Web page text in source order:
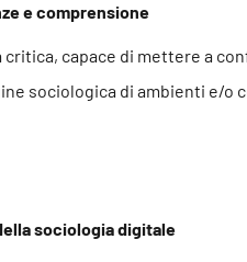
e comprensione
capace di mettere a
sociologica di ambienti e/o
sociologia digitale